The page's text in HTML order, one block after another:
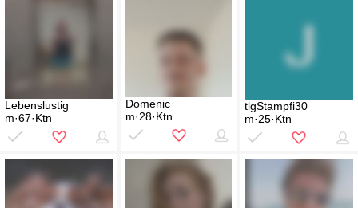
Lebenslustig
m·67·Ktn
Domenic
m·28·Ktn
tlgStampfi30
m·25·Ktn